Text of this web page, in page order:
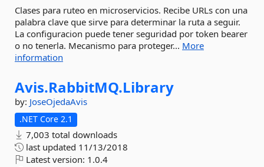
Clases para ruteo en microservicios. Recibe URLs con una
palabra clave que sirve para determinar la ruta a seguir.
La configuracion puede tener seguridad por token bearer
o no tenerla. Mecanismo para proteger... More
information
Avis.RabbitMQ.Library
by: JoseOjedaAvis
.NET Core 2.1
7,003 total downloads
last updated 11/13/2018
Latest version: 1.0.4